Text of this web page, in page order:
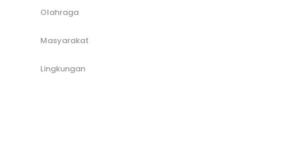
Olahraga
Masyarakat
Lingkungan